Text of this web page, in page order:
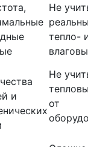
Не
тепло-
и
Не
от